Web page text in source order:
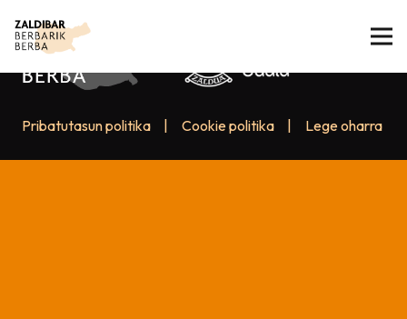
Pribatutasun politika Cookie politika Lege oharra